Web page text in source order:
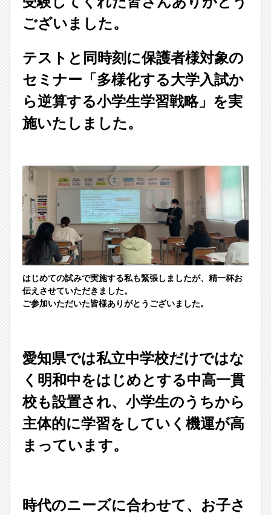
ございました。
テストと同時刻に保護者様対象の
セミナー「多様化する大学入試か
ら逆算する小学生学習戦略」を実
施いたしました。
はじめての試みで実施する私も緊張しましたが、精一杯お
伝えさせていただきました。
ご参加いただいた皆様ありがとうございました。
愛知県では私立中学校だけではな
く明和中をはじめとする中高一貫
校も設置され、小学生のうちから
主体的に学習をしていく機運が高
まっています。
時代のニーズに合わせて、お子さ